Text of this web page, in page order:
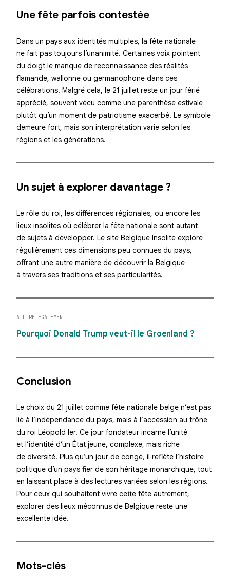
Une fête parfois contestée
Dans un pays aux identités multiples, la fête nationale
ne fait pas toujours l’unanimité. Certaines voix pointent
du doigt le manque de reconnaissance des réalités
flamande, wallonne ou germanophone dans ces
célébrations. Malgré cela, le 21 juillet reste un jour férié
apprécié, souvent vécu comme une parenthèse estivale
plutôt qu’un moment de patriotisme exacerbé. Le symbole
demeure fort, mais son interprétation varie selon les
régions et les générations.
Un sujet à explorer davantage ?
Le rôle du roi, les différences régionales, ou encore les
lieux insolites où célébrer la fête nationale sont autant
de sujets à développer. Le site Belgique Insolite explore
régulièrement ces dimensions peu connues du pays,
offrant une autre manière de découvrir la Belgique
à travers ses traditions et ses particularités.
A LIRE ÉGALEMENT
Pourquoi Donald Trump veut-il le Groenland ?
Conclusion
Le choix du 21 juillet comme fête nationale belge n’est pas
lié à l’indépendance du pays, mais à l’accession au trône
du roi Léopold Ier. Ce jour fondateur incarne l’unité
et l’identité d’un État jeune, complexe, mais riche
de diversité. Plus qu’un jour de congé, il reflète l’histoire
politique d’un pays fier de son héritage monarchique, tout
en laissant place à des lectures variées selon les régions.
Pour ceux qui souhaitent vivre cette fête autrement,
explorer des lieux méconnus de Belgique reste une
excellente idée.
Mots-clés